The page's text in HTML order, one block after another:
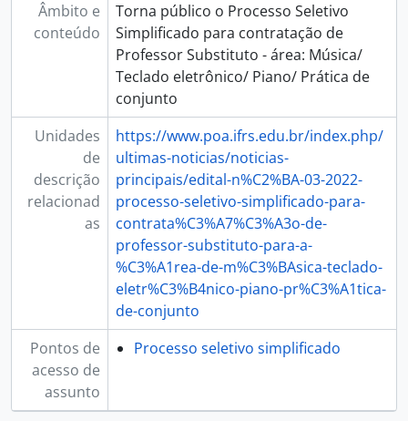
Âmbito e
conteúdo
Torna público o Processo Seletivo
Simplificado para contratação de
Professor Substituto - área: Música/
Teclado eletrônico/ Piano/ Prática de
conjunto
Unidades
de
descrição
relacionad
as
https://www.poa.ifrs.edu.br/index.php/
ultimas-noticias/noticias-
principais/edital-n%C2%BA-03-2022-
processo-seletivo-simplificado-para-
contrata%C3%A7%C3%A3o-de-
professor-substituto-para-a-
%C3%A1rea-de-m%C3%BAsica-teclado-
eletr%C3%B4nico-piano-pr%C3%A1tica-
de-conjunto
Pontos de
acesso de
assunto
Processo seletivo simplificado